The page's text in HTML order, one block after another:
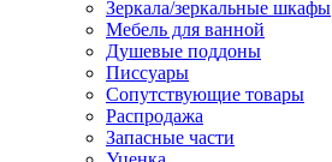
Зеркала/зеркальные шкафы
Мебель для ванной
Душевые поддоны
Писсуары
Сопутствующие товары
Распродажа
Запасные части